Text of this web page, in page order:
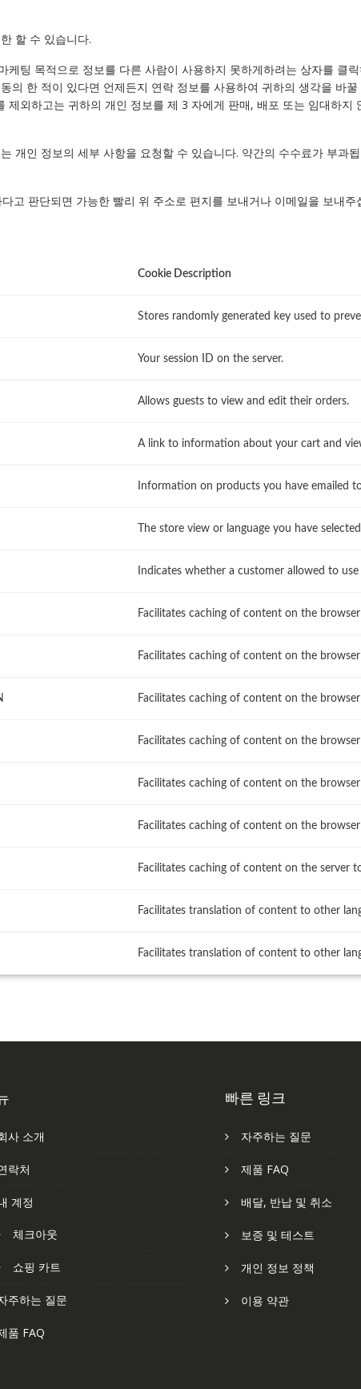
할 수 있습니다.
팅 목적으로 정보를 다른 사람이 사용하지 못하게하려는 상자를 클
의 한 적이 있다면 언제든지 연락 정보를 사용하여 귀하의 생각을 바
외하고는 귀하의 개인 정보를 제 3 자에게 판매, 배포 또는 임대하
개인 정보의 세부 사항을 요청할 수 있습니다. 약간의 수수료가 부과
고 판단되면 가능한 빨리 위 주소로 편지를 보내거나 이메일을 보내
Cookie Description
Stores randomly generated key used to
Your session ID on the server.
Allows guests to view and edit their orders.
A link to information about your cart and
Information on products you have emailed
The store view or language you have
Indicates whether a customer allowed to use
Facilitates caching of content on the
Facilitates caching of content on the
Facilitates caching of content on the
Facilitates caching of content on the
Facilitates caching of content on the
Facilitates caching of content on the
Facilitates caching of content on the server
Facilitates translation of content to other
Facilitates translation of content to other
사 소개
락처
계정
체크아웃
쇼핑 카트
주하는 질문
품 FAQ
빠른 링크
자주하는 질문
제품 FAQ
배달, 반납 및 취소
보증 및 테스트
개인 정보 정책
이용 약관